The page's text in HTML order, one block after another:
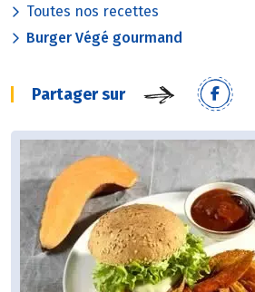
Toutes nos recettes
Burger Végé gourmand
Partager sur